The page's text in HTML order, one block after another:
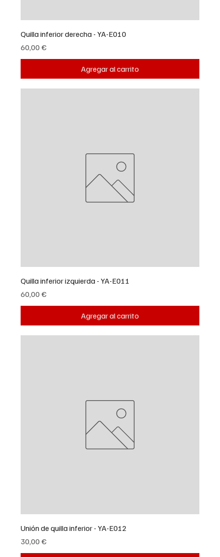
Quilla inferior derecha - YA-E010
Precio
60,00 €
Agregar al carrito
Quilla inferior izquierda - YA-E011
Precio
60,00 €
Agregar al carrito
Unión de quilla inferior - YA-E012
Precio
30,00 €